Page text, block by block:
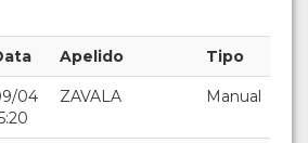
Apelido Tipo
04
ZAVALA Manual